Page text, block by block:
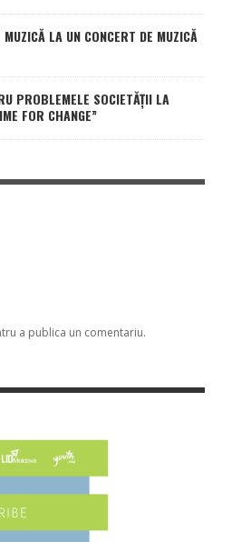
LA UN CONCERT DE MUZICĂ
PROBLEMELE SOCIETĂȚII LA
FOR CHANGE”
a publica un comentariu.